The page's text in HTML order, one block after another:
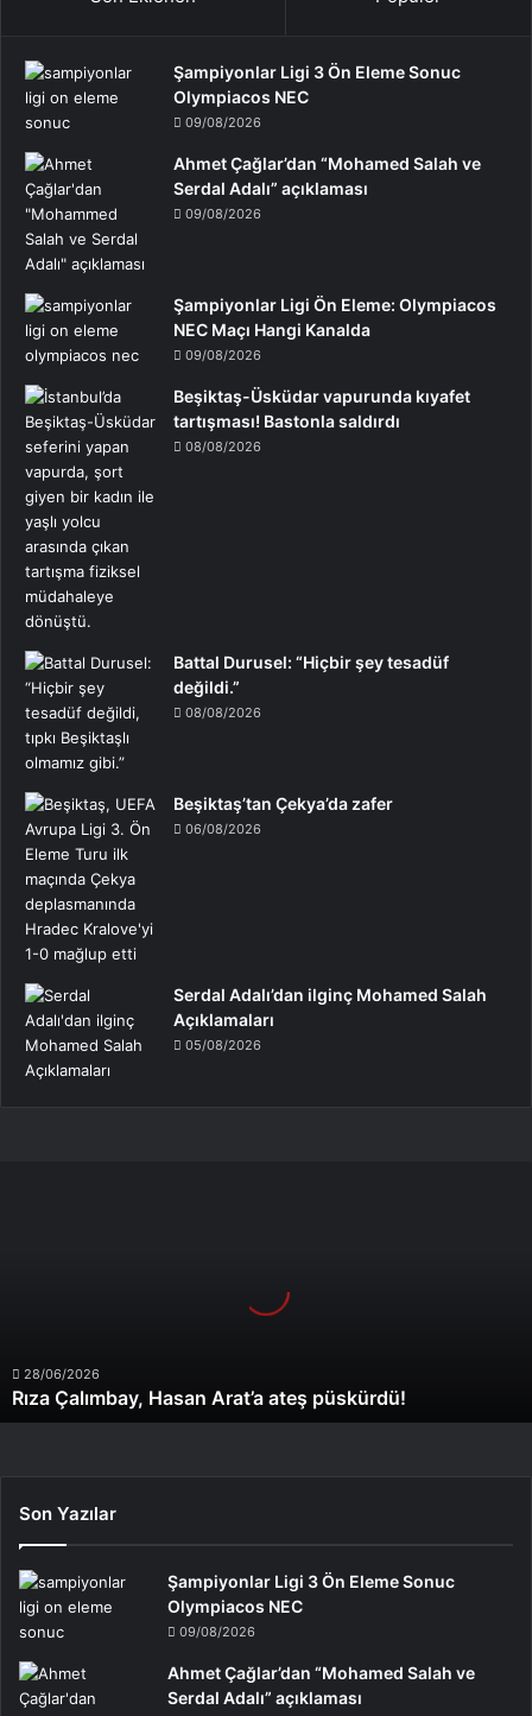
Şampiyonlar Ligi 3 Ön Eleme Sonuc
Olympiacos NEC
09/08/2026
Ahmet Çağlar’dan “Mohamed Salah ve
Serdal Adalı” açıklaması
09/08/2026
Şampiyonlar Ligi Ön Eleme: Olympiacos
NEC Maçı Hangi Kanalda
09/08/2026
Beşiktaş-Üsküdar vapurunda kıyafet
tartışması! Bastonla saldırdı
08/08/2026
Battal Durusel: “Hiçbir şey tesadüf
değildi.”
08/08/2026
Beşiktaş’tan Çekya’da zafer
06/08/2026
Serdal Adalı’dan ilginç Mohamed Salah
Açıklamaları
05/08/2026
28/06/2026
Rıza Çalımbay, Hasan Arat’a ateş püskürdü!
Son Yazılar
Şampiyonlar Ligi 3 Ön Eleme Sonuc
Olympiacos NEC
09/08/2026
Ahmet Çağlar’dan “Mohamed Salah ve
Serdal Adalı” açıklaması